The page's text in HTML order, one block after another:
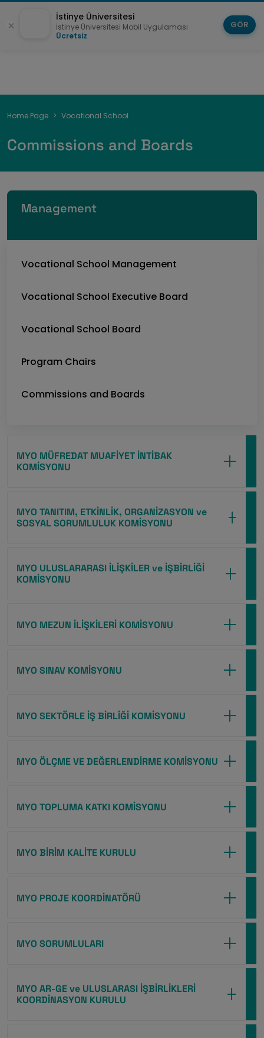
Breadcrumb
Home Page Vocational School
Commissions and Boards
Management
Vocational School Management
Vocational School Executive Board
Vocational School Board
Program Chairs
Commissions and Boards
MYO MÜFREDAT MUAFİYET İNTİBAK
KOMİSYONU
MYO TANITIM, ETKİNLİK, ORGANİZASYON ve
SOSYAL SORUMLULUK KOMİSYONU
MYO ULUSLARARASI İLİŞKİLER ve İŞBİRLİĞİ
KOMİSYONU
MYO MEZUN İLİŞKİLERİ KOMİSYONU
MYO SINAV KOMİSYONU
MYO SEKTÖRLE İŞ BİRLİĞİ KOMİSYONU
MYO ÖLÇME VE DEĞERLENDİRME KOMİSYONU
MYO TOPLUMA KATKI KOMİSYONU
MYO BİRİM KALİTE KURULU
MYO PROJE KOORDİNATÖRÜ
MYO SORUMLULARI
MYO AR-GE ve ULUSLARASI İŞBİRLİKLERİ
KOORDİNASYON KURULU
İstinye Üniversitesi
İstinye Üniversitesi Mobil Uygulaması
Ücretsiz
GÖR